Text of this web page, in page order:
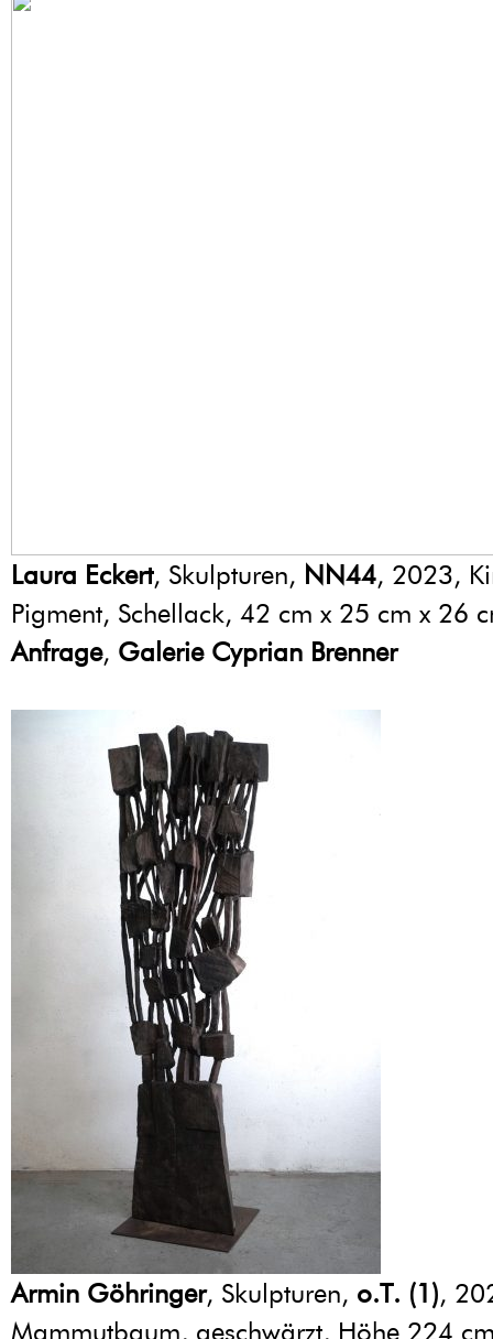
Laura Eckert, Skulpturen, NN44, 2023,
Pigment, Schellack, 42 cm x 25 cm x 26
Anfrage, Galerie Cyprian Brenner
Armin Göhringer, Skulpturen, o.T. (1),
Mammutbaum, geschwärzt, Höhe 224